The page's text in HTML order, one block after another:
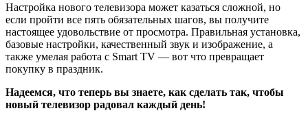
Настройка нового телевизора может казаться сложной, но
если пройти все пять обязательных шагов, вы получите
настоящее удовольствие от просмотра. Правильная установка,
базовые настройки, качественный звук и изображение, а
также умелая работа с Smart TV — вот что превращает
покупку в праздник.
Надеемся, что теперь вы знаете, как сделать так, чтобы
новый телевизор радовал каждый день!